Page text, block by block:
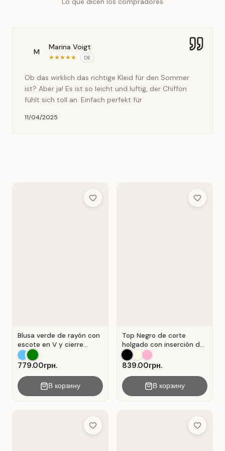
M
Marina Voigt
★★★★★ DE
Ob das wirklich das richtige Kleid für den Sommer
ist? Aber ja! Es ist so leicht und luftig, der Chiffon
fühlt sich toll an. Einfach perfekt für
11/04/2025
Add to Wish List
Blusa verde de rayón con
escote en V y cierre
Verde .
779.00грн.
В корзину
Add to
Top Negro de corte
holgado con inserción de
encaje calado.
839.00грн.
В корзину
Add to Wish List Add to